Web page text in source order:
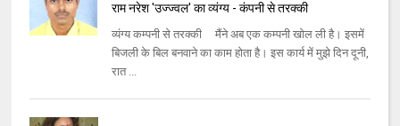
राम नरेश 'उज्ज्वल' का व्यंग्य - कंपनी से तरक्की
व्यंग्य कम्पनी से तरक्की मैंने अब एक कम्पनी खोल ली है। इसमें
बिजली के बिल बनवाने का काम होता है। इस कार्य में मुझे दिन दूनी,
रात ...